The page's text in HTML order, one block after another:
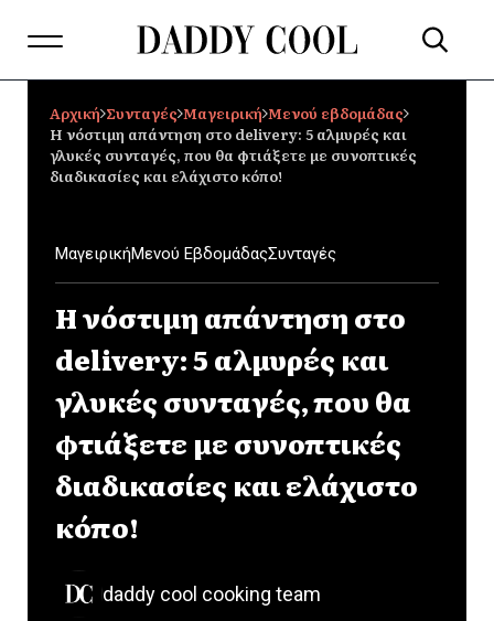
Αρχική Συνταγές Μαγειρική Μενού εβδομάδας
Η νόστιμη απάντηση στο delivery: 5 αλμυρές και
γλυκές συνταγές, που θα φτιάξετε με συνοπτικές
διαδικασίες και ελάχιστο κόπο!
ΜαγειρικήΜενού ΕβδομάδαςΣυνταγές
Η νόστιμη απάντηση στο
delivery: 5 αλμυρές και
γλυκές συνταγές, που θα
φτιάξετε με συνοπτικές
διαδικασίες και ελάχιστο
κόπο!
daddy cool cooking team